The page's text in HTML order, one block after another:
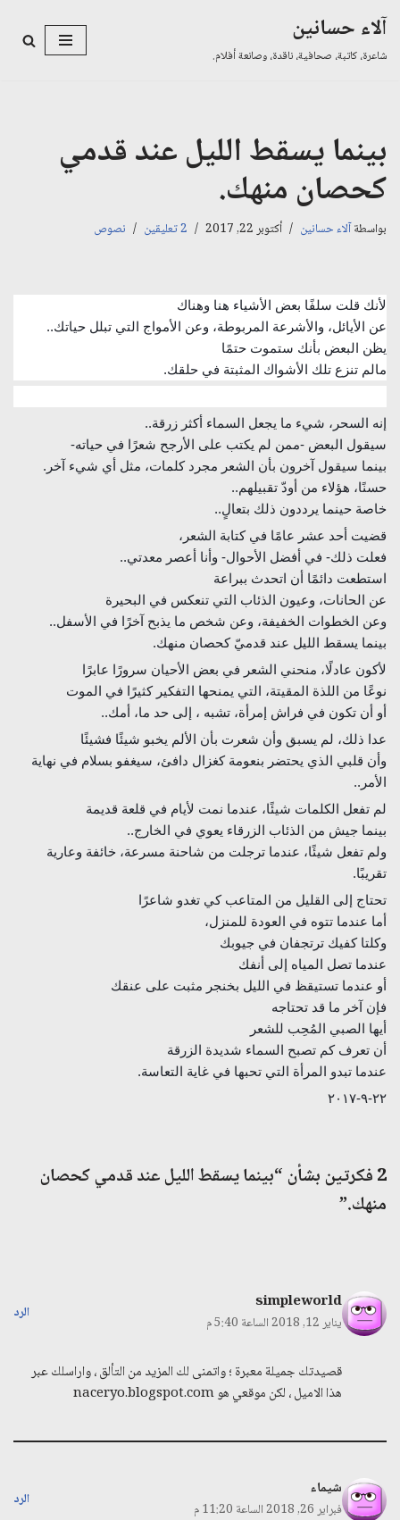
تخطى
آلاء حسانين
شاعرة، كاتبة، صحافية، ناقدة، وصانعة أفلام.
بينما يسقط الليل عند قدمي
كحصان منهك.
بواسطةآلاء حسانين أكتوبر 22, 2017 2 تعليقين نصوص
لأنك قلت سلفًا بعض الأشياء هنا وهناك
عن الأيائل، والأشرعة المربوطة، وعن الأمواج التي تبلل حياتك..
يظن البعض بأنك ستموت حتمًا
مالم تنزع تلك الأشواك المثبتة في حلقك.
إنه السحر، شيء ما يجعل السماء أكثر زرقة..
سيقول البعض -ممن لم يكتب على الأرجح شعرًا في حياته-
بينما سيقول آخرون بأن الشعر مجرد كلمات، مثل أي شيء آخر.
حسنًا، هؤلاء من أودّ تقبيلهم..
خاصة حينما يرددون ذلك بتعالٍ..
قضيت أحد عشر عامًا في كتابة الشعر،
فعلت ذلك- في أفضل الأحوال- وأنا أعصر معدتي..
استطعت دائمًا أن اتحدث ببراعة
عن الحانات، وعيون الذئاب التي تنعكس في البحيرة
وعن الخطوات الخفيفة، وعن شخص ما يذبح آخرًا في الأسفل..
بينما يسقط الليل عند قدميّ كحصان منهك.
لأكون عادلًا، منحني الشعر في بعض الأحيان سرورًا عابرًا
نوعًا من اللذة المقيتة، التي يمنحها التفكير كثيرًا في الموت
أو أن تكون في فراش إمرأة، تشبه ، إلى حد ما، أمك..
عدا ذلك، لم يسبق وأن شعرت بأن الألم يخبو شيئًا فشيئًا
وأن قلبي الذي يحتضر بنعومة كغزال دافئ، سيغفو بسلام في نهاية
الأمر..
لم تفعل الكلمات شيئًا، عندما نمت لأيام في قلعة قديمة
بينما جيش من الذئاب الزرقاء يعوي في الخارج..
ولم تفعل شيئًا، عندما ترجلت من شاحنة مسرعة، خائفة وعارية
تقريبًا.
تحتاج إلى القليل من المتاعب كي تغدو شاعرًا
أما عندما تتوه في العودة للمنزل،
وكلتا كفيك ترتجفان في جيوبك
عندما تصل المياه إلى أنفك
أو عندما تستيقظ في الليل بخنجر مثبت على عنقك
فإن آخر ما قد تحتاجه
أيها الصبي المُحِب للشعر
أن تعرف كم تصبح السماء شديدة الزرقة
عندما تبدو المرأة التي تحبها في غاية التعاسة.
٢٢-٩-٢٠١٧
2 فكرتين بشأن “بينما يسقط الليل عند قدمي كحصان
منهك.”
simpleworld
يناير 12, 2018 الساعة 5:40 م
الرد
قصيدتك جميلة معبرة ؛ واتمنى لك المزيد من التألق ، واراسلك عبر
هذا الاميل ، لكن موقعي هو naceryo.blogspot.com
شيماء
فبراير 26, 2018 الساعة 11:20 م
الرد